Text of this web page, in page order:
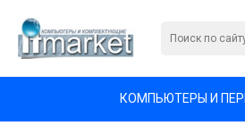
КОМПЬЮТЕРЫ И